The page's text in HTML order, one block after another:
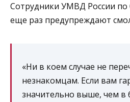
Сотрудники УМВД России по
еще раз предупреждают
«Ни в коем случае не
незнакомцам. Если вам
значительно выше, чем в